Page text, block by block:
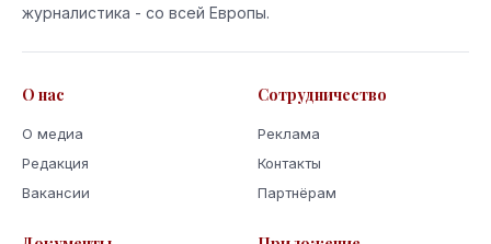
журналистика - со всей Европы.
О нас
О медиа
Редакция
Вакансии
Сотрудничество
Реклама
Контакты
Партнёрам